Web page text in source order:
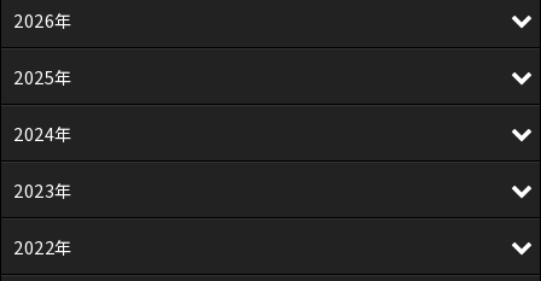
2026年
2025年
2024年
2023年
2022年